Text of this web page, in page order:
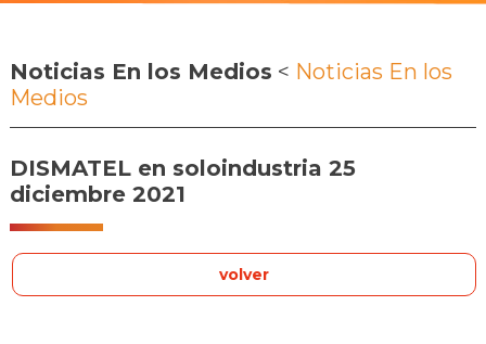
Noticias En los Medios < Noticias En los
Medios
DISMATEL en soloindustria 25
diciembre 2021
volver